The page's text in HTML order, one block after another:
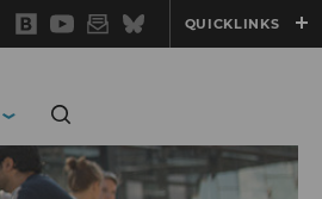
WU
Blog
YouTube
Newsletter
BlueskyQUICKLINKS